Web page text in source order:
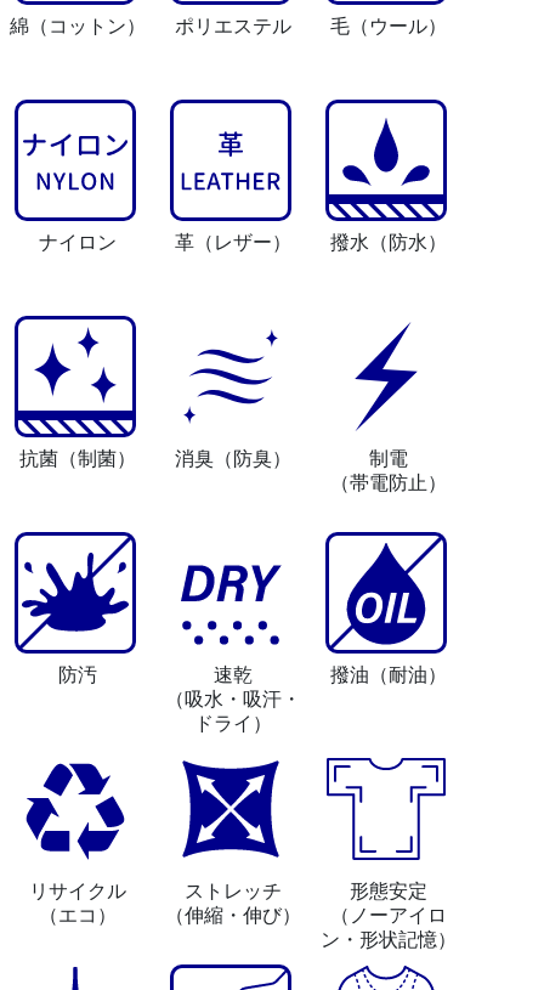
綿 （コットン） ポリエステル 毛 （ウール）
ナイロン 革 （レザー） 撥水 （防水）
抗菌 （制菌） 消臭 （防臭）
制電
（帯電防止）
防汚
速乾
（吸水・吸汗・
ドライ）
撥油 （耐油）
リサイクル
（エコ）
ストレッチ
（伸縮・伸び）
形態安定
（ノーアイロ
ン・形状記憶）